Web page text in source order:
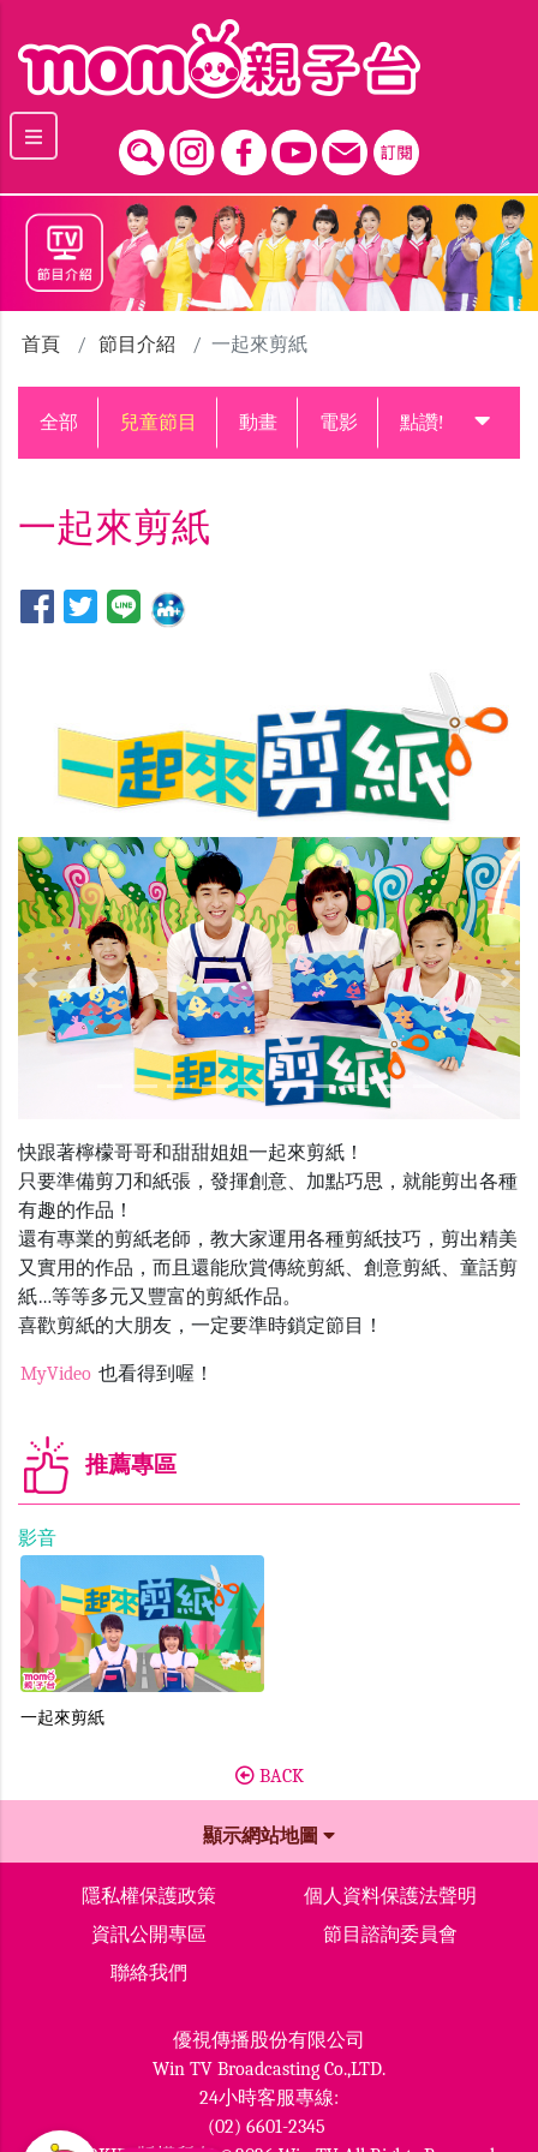
首頁 節目介紹 一起來剪紙
全部 兒童節目 動畫 電影 點讚!升級中
一起來剪紙
Previous
快跟著檸檬哥哥和甜甜姐姐一起來剪紙！
只要準備剪刀和紙張，發揮創意、加點巧思，就能剪出各種
有趣的作品！
還有專業的剪紙老師，教大家運用各種剪紙技巧，剪出精美
又實用的作品，而且還能欣賞傳統剪紙、創意剪紙、童話剪
紙…等等多元又豐富的剪紙作品。
喜歡剪紙的大朋友，一定要準時鎖定節目！
MyVideo 也看得到喔！
推薦專區
影音
一起來剪紙
BACK
顯示網站地圖
隱私權保護政策
個人資料保護法聲明
資訊公開專區
節目諮詢委員會
聯絡我們
優視傳播股份有限公司
Win TV Broadcasting Co.,LTD.
24小時客服專線:
(02) 6601-2345